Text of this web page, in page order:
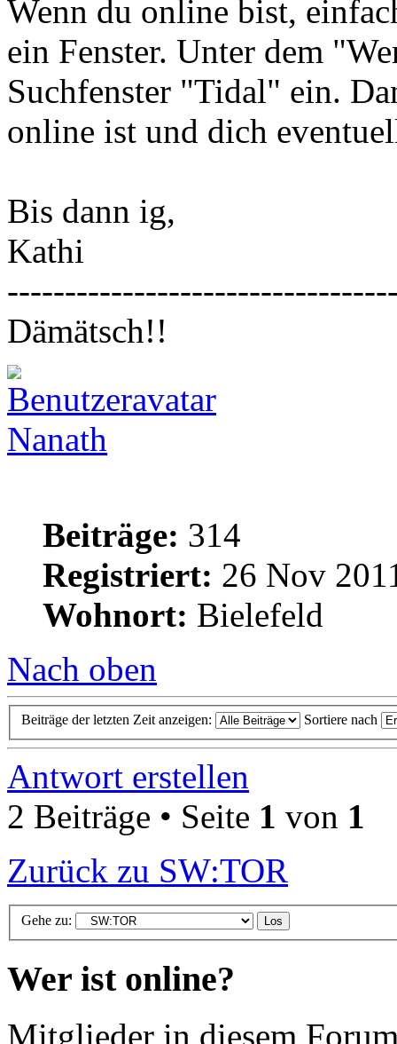
Wenn du online bist,
ein Fenster. Unter dem
Suchfenster "Tidal" ein.
online ist und dich
Bis dann ig,
Kathi
Dämätsch!!
Nanath
Beiträge: 314
Registriert: 26 Nov
Wohnort: Bielefeld
Nach oben
Beiträge der letzten Zeit anzeigen: Sortiere nach
Antwort erstellen
2 Beiträge • Seite 1 von 1
Zurück zu SW:TOR
Gehe zu:
Wer ist online?
Mitglieder in diesem